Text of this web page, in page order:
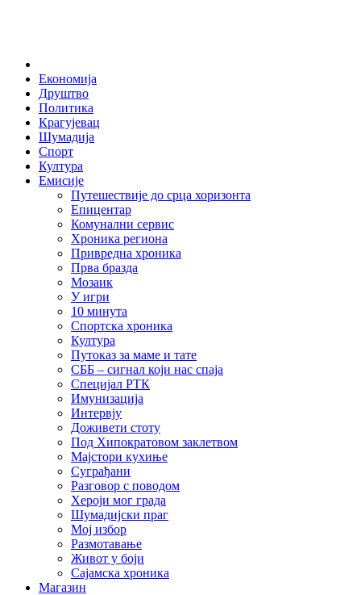
Економија
Друштво
Политика
Крагујевац
Шумадија
Спорт
Култура
Емисије
Путешествије до срца хоризонта
Епицентар
Комунални сервис
Хроника региона
Привредна хроника
Прва бразда
Мозаик
У игри
10 минута
Спортска хроника
Култура
Путоказ за маме и тате
СББ – сигнал који нас спаја
Специјал РТК
Имунизација
Интервју
Доживети стоту
Под Хипократовом заклетвом
Мајстори кухиње
Суграђани
Разговор с поводом
Хероји мог града
Шумадијски праг
Мој избор
Размотавање
Живот у боји
Сајамска хроника
Магазин